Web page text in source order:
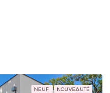
NEUF NOUVEAUTÉ